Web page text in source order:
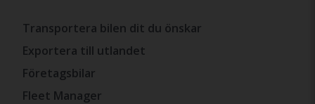
Transportera bilen dit du önskar
Exportera till utlandet
Företagsbilar
Fleet Manager